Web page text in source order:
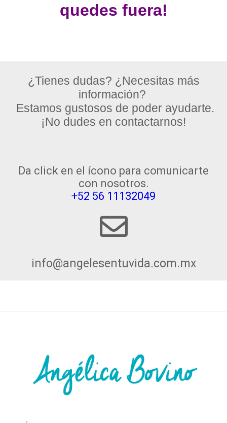
quedes fuera!
¿Tienes dudas? ¿Necesitas más
información?
Estamos gustosos de poder ayudarte.
¡No dudes en contactarnos!
Da click en el ícono para comunicarte
con nosotros.
+52 56 11132049
info@angelesentuvida.com.mx